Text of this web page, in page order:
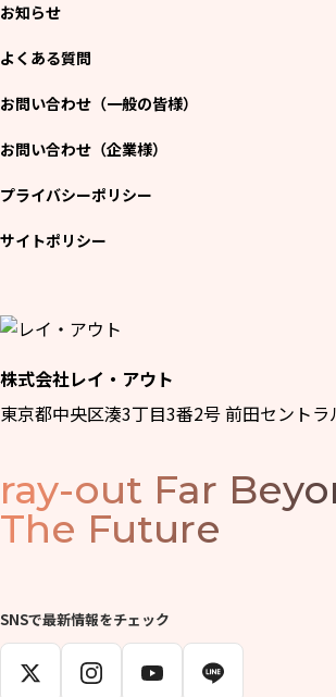
株式会社レイ・アウト
東京都中央区湊3丁目3番2号 前田セントラ
お知らせ
よくある質問
お問い合わせ（一般の皆様）
お問い合わせ（企業様）
プライバシーポリシー
サイトポリシー
ray-out Far
The Future
SNSで最新情報をチェック